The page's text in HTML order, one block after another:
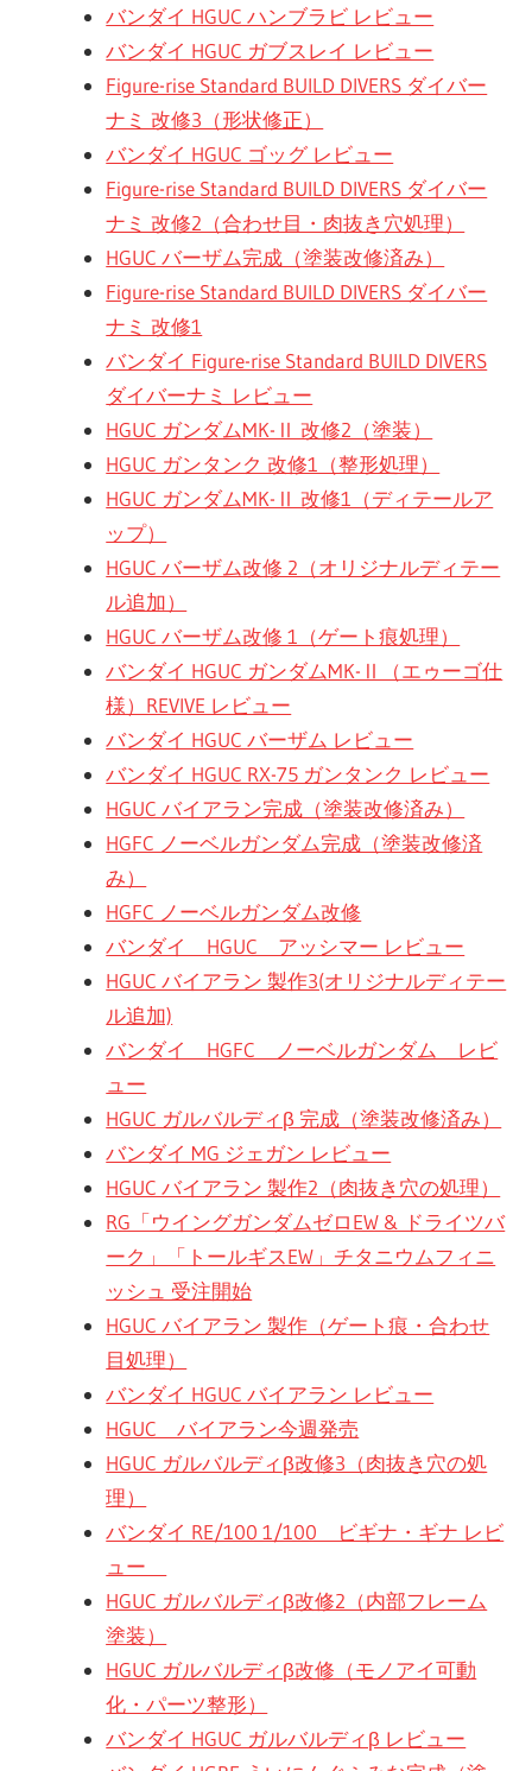
バンダイ HGUC ハンブラビ レビュー
バンダイ HGUC ガブスレイ レビュー
Figure-rise Standard BUILD DIVERS ダイバー
ナミ 改修3（形状修正）
バンダイ HGUC ゴッグ レビュー
Figure-rise Standard BUILD DIVERS ダイバー
ナミ 改修2（合わせ目・肉抜き穴処理）
HGUC バーザム完成（塗装改修済み）
Figure-rise Standard BUILD DIVERS ダイバー
ナミ 改修1
バンダイ Figure-rise Standard BUILD DIVERS
ダイバーナミ レビュー
HGUC ガンダムMK-Ⅱ 改修2（塗装）
HGUC ガンタンク 改修1（整形処理）
HGUC ガンダムMK-Ⅱ 改修1（ディテールア
ップ）
HGUC バーザム改修 2（オリジナルディテー
ル追加）
HGUC バーザム改修 1（ゲート痕処理）
バンダイ HGUC ガンダムMK-Ⅱ（エゥーゴ仕
様）REVIVE レビュー
バンダイ HGUC バーザム レビュー
バンダイ HGUC RX-75 ガンタンク レビュー
HGUC バイアラン完成（塗装改修済み）
HGFC ノーベルガンダム完成（塗装改修済
み）
HGFC ノーベルガンダム改修
バンダイ HGUC アッシマー レビュー
HGUC バイアラン 製作3(オリジナルディテー
ル追加)
バンダイ HGFC ノーベルガンダム レビ
ュー
HGUC ガルバルディβ 完成（塗装改修済み）
バンダイ MG ジェガン レビュー
HGUC バイアラン 製作2（肉抜き穴の処理）
RG「ウイングガンダムゼロEW & ドライツバ
ーク」「トールギスEW」チタニウムフィニ
ッシュ 受注開始
HGUC バイアラン 製作（ゲート痕・合わせ
目処理）
バンダイ HGUC バイアラン レビュー
HGUC バイアラン今週発売
HGUC ガルバルディβ改修3（肉抜き穴の処
理）
バンダイ RE/100 1/100 ビギナ・ギナ レビ
ュー
HGUC ガルバルディβ改修2（内部フレーム
塗装）
HGUC ガルバルディβ改修（モノアイ可動
化・パーツ整形）
バンダイ HGUC ガルバルディβ レビュー